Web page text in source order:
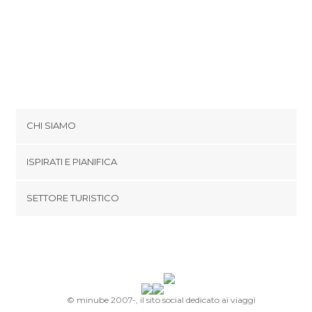
CHI SIAMO
Termini e Condizioni
ISPIRATI E PIANIFICA
SETTORE TURISTICO
© minube 2007-, il sito social dedicato ai viaggi